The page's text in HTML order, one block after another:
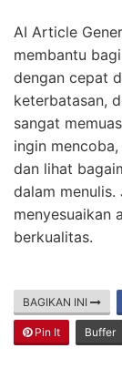
AI Article
membantu
dengan cepat
keterbatasan,
sangat
ingin
dan lihat
dalam
menyesuaikan
berkualitas.
BAGIKAN INI
Pin It Buffer